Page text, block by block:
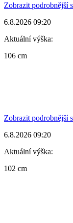
Zobrazit podrobnější
6.8.2026 09:20
Aktuální výška:
106 cm
Zobrazit podrobnější
6.8.2026 09:20
Aktuální výška:
102 cm